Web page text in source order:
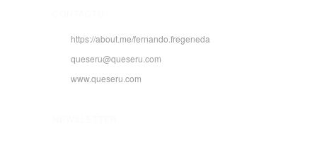
https://about.me/fernando.fregeneda
queseru@queseru.com
www.queseru.com